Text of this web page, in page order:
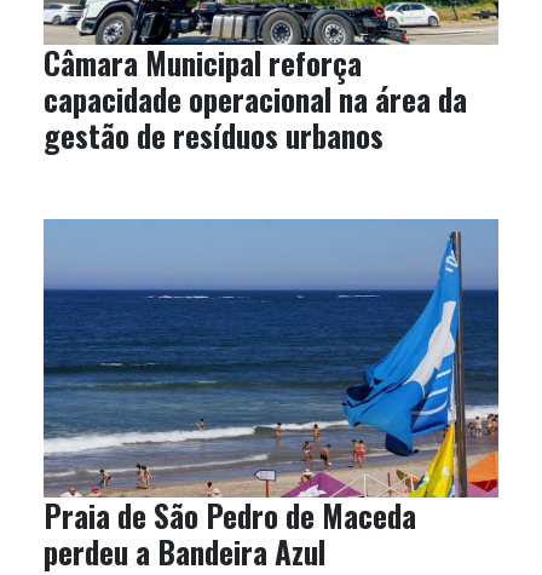
Câmara Municipal reforça
capacidade operacional na área da
gestão de resíduos urbanos
Praia de São Pedro de Maceda
perdeu a Bandeira Azul